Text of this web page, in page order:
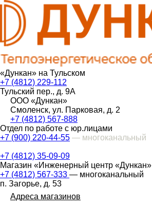
«Дункан» на Тульском
+7 (4812) 229-112
Тульский пер., д. 9А
ООО «Дункан»
Смоленск, ул. Парковая, д. 2
+7 (4812) 567-888
Отдел по работе с юр.лицами
+7 (900) 220-44-55 — многоканальный
+7 (4812) 35-09-09
Магазин «Инженерный центр «Дункан»
+7 (4812) 567-333 — многоканальный
п. Загорье, д. 53
Адреса магазинов